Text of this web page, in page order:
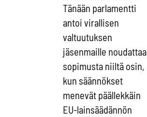
Tänään parlamentti
antoi virallisen
valtuutuksen
jäsenmaille noudattaa
sopimusta niiltä osin,
kun säännökset
menevät päällekkäin
EU-lainsäädännön